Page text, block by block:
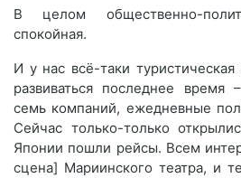
В целом общественно-
спокойная.
И у нас всё-таки туристическая
развиваться последнее время
семь компаний, ежедневные
Сейчас только-только
Японии пошли рейсы. Всем
сцена] Мариинского театра, и